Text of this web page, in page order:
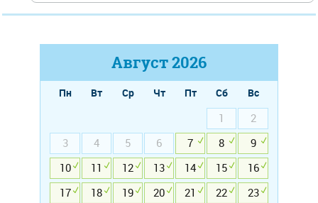
Август2026
Пн Вт Ср Чт Пт Сб
Вс
1
2
3
4 5 6 7 8
9
10
11 12 13 14 15
16
17
18 19 20 21 22
23